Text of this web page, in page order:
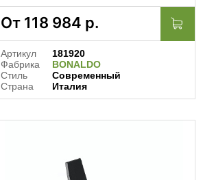
От 118 984 р.
Артикул
181920
Фабрика
BONALDO
Стиль
Современный
Страна
Италия